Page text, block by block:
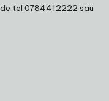
tel 0784412222 sau